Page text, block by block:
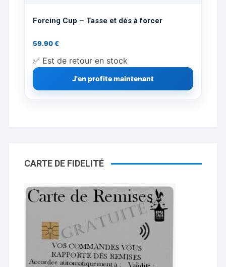
Forcing Cup – Tasse et dés à forcer
59.90€
✅ Est de retour en stock
J'en profite maintenant
CARTE DE FIDELITÉ